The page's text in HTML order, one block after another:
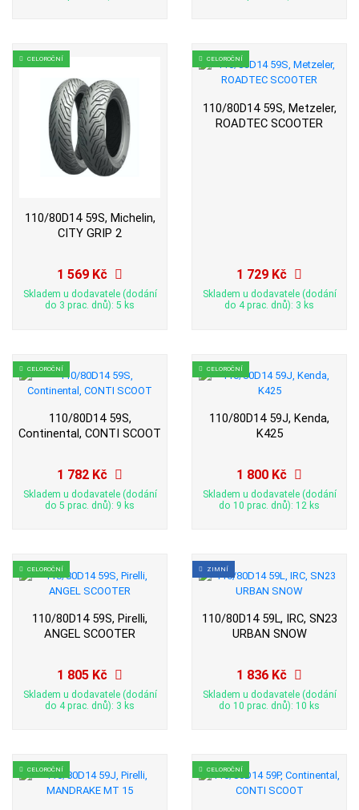
CELOROČNÍ
110/80D14 59S, Michelin,
CITY GRIP 2
1 569 Kč
Skladem u dodavatele (dodání
do 3 prac. dnů): 5 ks
CELOROČNÍ
110/80D14 59S, Metzeler,
ROADTEC SCOOTER
1 729 Kč
Skladem u dodavatele (dodání
do 4 prac. dnů): 3 ks
CELOROČNÍ
110/80D14 59S,
Continental, CONTI SCOOT
1 782 Kč
Skladem u dodavatele (dodání
do 5 prac. dnů): 9 ks
CELOROČNÍ
110/80D14 59J, Kenda,
K425
1 800 Kč
Skladem u dodavatele (dodání
do 10 prac. dnů): 12 ks
CELOROČNÍ
110/80D14 59S, Pirelli,
ANGEL SCOOTER
1 805 Kč
Skladem u dodavatele (dodání
do 4 prac. dnů): 3 ks
ZIMNÍ
110/80D14 59L, IRC, SN23
URBAN SNOW
1 836 Kč
Skladem u dodavatele (dodání
do 10 prac. dnů): 10 ks
CELOROČNÍ CELOROČNÍ